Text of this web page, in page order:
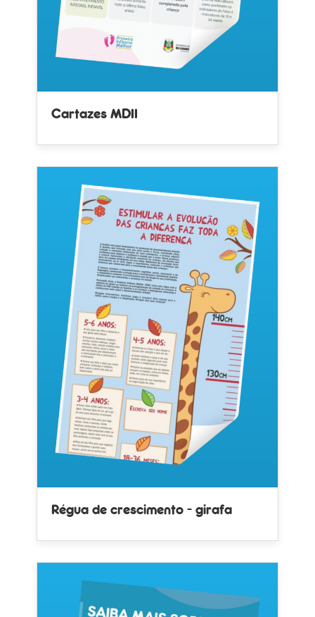
Cartazes MDII
Régua de crescimento - girafa